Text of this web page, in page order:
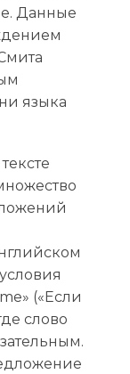
Данные
языка
(«Если
слово